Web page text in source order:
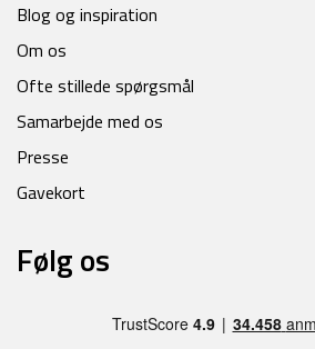
Blog og inspiration
Om os
Ofte stillede spørgsmål
Samarbejde med os
Presse
Gavekort
Følg os